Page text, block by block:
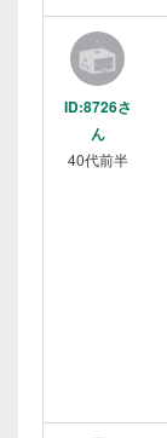
ID:8726さ
ん
40代前半